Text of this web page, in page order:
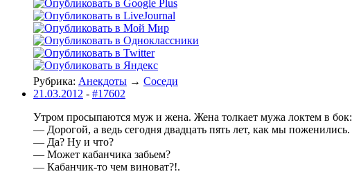
Рубрика: Анекдоты → Соседи
21.03.2012 - #17602
Утром просыпаются муж и жена. Жена толкает мужа локтем в бок:
— Дорогой, а ведь сегодня двадцать пять лет, как мы поженились.
— Да? Ну и что?
— Может кабанчика забьем?
— Кабанчик-то чем виноват?!.